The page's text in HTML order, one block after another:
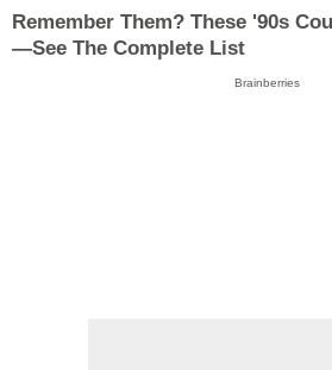
Remember Them? These '90s
—See The Complete List
Brainberries